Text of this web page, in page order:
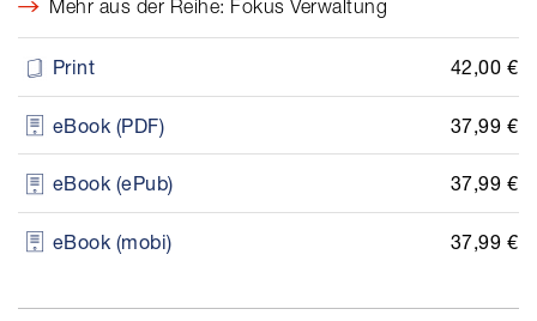
Mehr aus der Reihe: Fokus Verwaltung
Print 42,00 €
eBook (PDF) 37,99 €
eBook (ePub) 37,99 €
eBook (mobi) 37,99 €